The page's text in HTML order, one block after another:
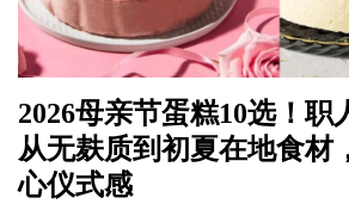
2026母亲节蛋糕10选！职
从无麸质到初夏在地食材
心仪式感